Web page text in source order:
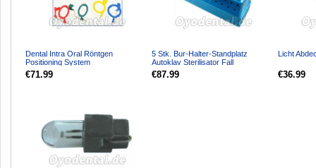
Dental Intra Oral Röntgen
Positioning System
€71.99
5 Stk. Bur-Halter-Standplatz
Autoklav Sterilisator Fall
€87.99
Licht
€36.99